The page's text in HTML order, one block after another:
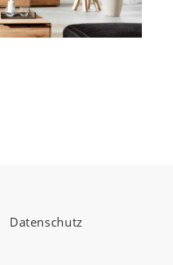
Datenschutz